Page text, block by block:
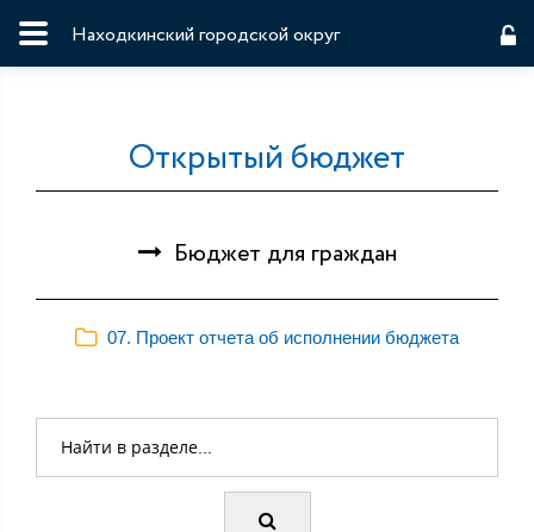
Находкинский городской округ
Открытый бюджет
Бюджет для граждан
07. Проект отчета об исполнении бюджета